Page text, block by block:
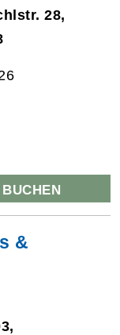
28,
BUCHEN
&